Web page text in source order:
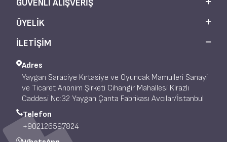
GÜVENLI ALIŞVERIŞ
ÜYELIK
İLETİŞİM
Adres
Yaygan Saraciye Kırtasiye ve Oyuncak Mamulleri Sanayi
ve Ticaret Anonim Şirketi Cihangir Mahallesi Kirazlı
Caddesi No:32 Yaygan Çanta Fabrikası Avcılar/İstanbul
Telefon
+902126597824